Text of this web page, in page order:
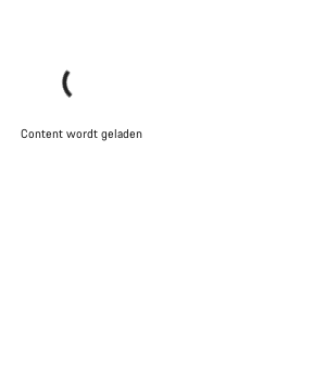
Content wordt geladen